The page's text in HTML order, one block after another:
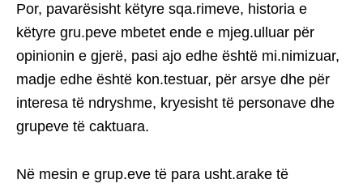
Por, pavarësisht këtyre sqa.rimeve, historia e
këtyre gru.peve mbetet ende e mjeg.ulluar për
opinionin e gjerë, pasi ajo edhe është mi.nimizuar,
madje edhe është kon.testuar, për arsye dhe për
interesa të ndryshme, kryesisht të personave dhe
grupeve të caktuara.
Në mesin e grup.eve të para usht.arake të